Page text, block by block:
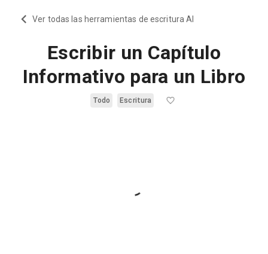
Ver todas las herramientas de escritura AI
Escribir un Capítulo
Informativo para un Libro
Todo Escritura